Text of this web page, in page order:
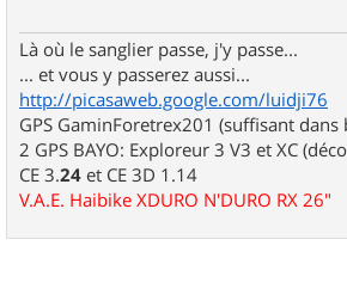
Là où le sanglier passe, j'y passe...
... et vous y passerez aussi...
http://picasaweb.google.com/luidji76
GPS GaminForetrex201 (suffisant dans
2 GPS BAYO: Exploreur 3 V3 et XC
CE 3.24 et CE 3D 1.14
V.A.E. Haibike XDURO N'DURO RX 26"